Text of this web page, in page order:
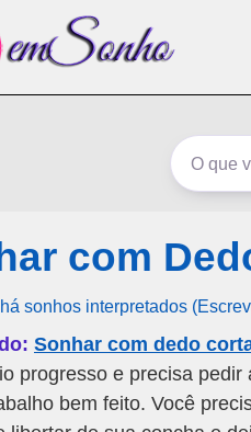
com
sonhos interpretados
Sonhar com dedo
progresso e precisa
bem feito. Você